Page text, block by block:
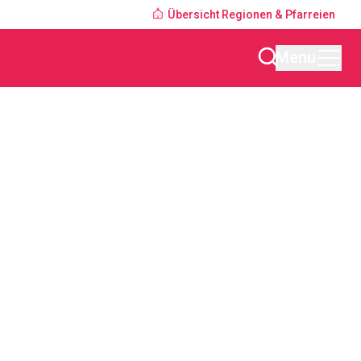
Übersicht Regionen & Pfarreien